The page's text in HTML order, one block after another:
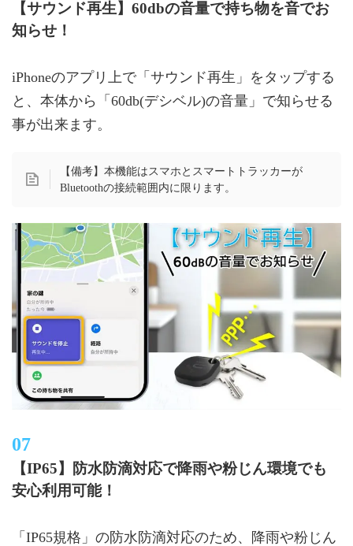
【サウンド再生】60dbの音量で持ち物を音でお
知らせ！
iPhoneのアプリ上で「サウンド再生」をタップする
と、本体から「60db(デシベル)の音量」で知らせる
事が出来ます。
【備考】本機能はスマホとスマートトラッカーが
Bluetoothの接続範囲内に限ります。
【IP65】防水防滴対応で降雨や粉じん環境でも
安心利用可能！
「IP65規格」の防水防滴対応のため、降雨や粉じん